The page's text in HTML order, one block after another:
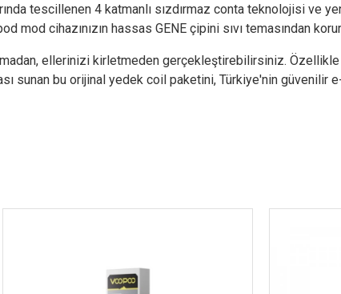
tescillenen 4 katmanlı sızdırmaz conta teknolojisi ve
mod cihazınızın hassas GENE çipini sıvı temasından
ellerinizi kirletmeden gerçekleştirebilirsiniz. Özellikle
sunan bu orijinal yedek coil paketini, Türkiye'nin güvenilir